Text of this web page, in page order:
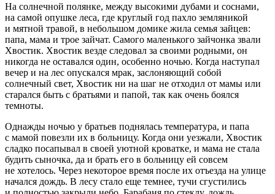
На солнечной полянке, между высокими дубами и соснами,
на самой опушке леса, где круглый год пахло земляникой
и мятной травой, в небольшом домике жила семья зайцев:
папа, мама и трое зайчат. Самого маленького зайчонка звали
Хвостик. Хвостик везде следовал за своими родными, он
никогда не оставался один, особенно ночью. Когда наступал
вечер и на лес опускался мрак, заслоняющий собой
солнечный свет, Хвостик ни на шаг не отходил от мамы или
старался быть с братьями и папой, так как очень боялся
темноты.
Однажды ночью у братьев поднялась температура, и папа
с мамой повезли их в больницу. Когда они уезжали, Хвостик
сладко посапывал в своей уютной кроватке, и мама не стала
будить сыночка, да и брать его в больницу ей совсем
не хотелось. Через некоторое время после их отъезда на улице
начался дождь. В лесу стало еще темнее, тучи сгустились